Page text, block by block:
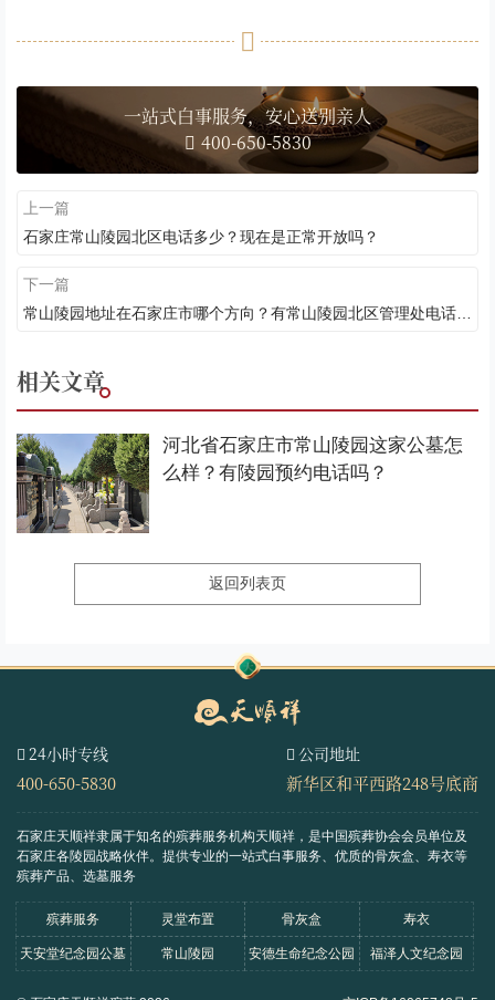
一站式白事服务，安心送别亲人
400-650-5830
上一篇
石家庄常山陵园北区电话多少？现在是正常开放吗？
下一篇
相关文章
河北省石家庄市常山陵园这家公墓怎
么样？有陵园预约电话吗？
返回列表页
24小时专线
400-650-5830
公司地址
新华区和平西路248号底商
石家庄天顺祥隶属于知名的殡葬服务机构天顺祥，是中国殡葬协会会员单位及
石家庄各陵园战略伙伴。 提供专业的一站式白事服务、优质的骨灰盒、寿衣等
殡葬产品、选墓服务
殡葬服务 灵堂布置 骨灰盒 寿衣
天安堂纪念园公墓 常山陵园 安德生命纪念公园 福泽人文纪念园